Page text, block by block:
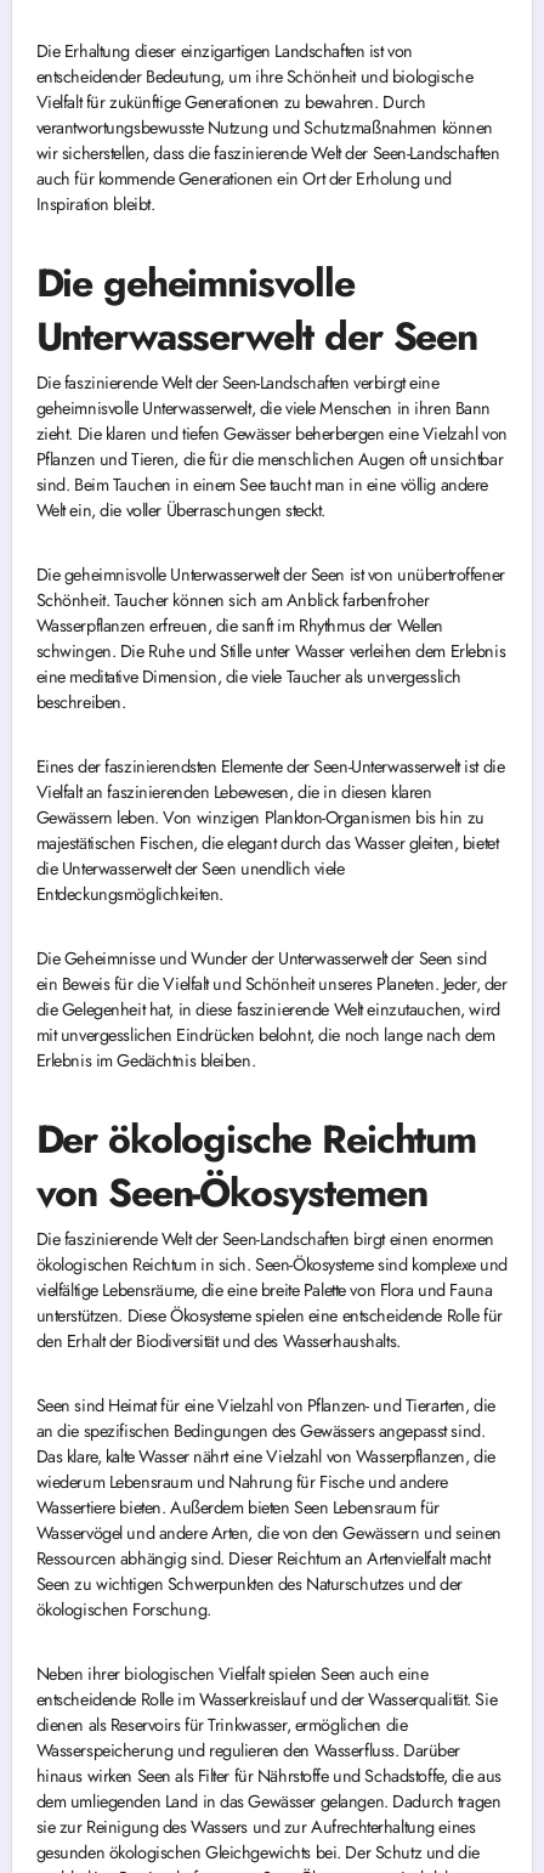
Die Erhaltung dieser einzigartigen Landschaften ist von
entscheidender Bedeutung, um ihre Schönheit und biologische
Vielfalt für zukünftige Generationen zu bewahren. Durch
verantwortungsbewusste Nutzung und Schutzmaßnahmen können
wir sicherstellen, dass die faszinierende Welt der Seen-Landschaften
auch für kommende Generationen ein Ort der Erholung und
Inspiration bleibt.
Die geheimnisvolle
Unterwasserwelt der Seen
Die faszinierende Welt der Seen-Landschaften verbirgt eine
geheimnisvolle Unterwasserwelt, die viele Menschen in ihren Bann
zieht. Die klaren und tiefen Gewässer beherbergen eine Vielzahl von
Pflanzen und Tieren, die für die menschlichen Augen oft unsichtbar
sind. Beim Tauchen in einem See taucht man in eine völlig andere
Welt ein, die voller Überraschungen steckt.
Die geheimnisvolle Unterwasserwelt der Seen ist von unübertroffener
Schönheit. Taucher können sich am Anblick farbenfroher
Wasserpflanzen erfreuen, die sanft im Rhythmus der Wellen
schwingen. Die Ruhe und Stille unter Wasser verleihen dem Erlebnis
eine meditative Dimension, die viele Taucher als unvergesslich
beschreiben.
Eines der faszinierendsten Elemente der Seen-Unterwasserwelt ist die
Vielfalt an faszinierenden Lebewesen, die in diesen klaren
Gewässern leben. Von winzigen Plankton-Organismen bis hin zu
majestätischen Fischen, die elegant durch das Wasser gleiten, bietet
die Unterwasserwelt der Seen unendlich viele
Entdeckungsmöglichkeiten.
Die Geheimnisse und Wunder der Unterwasserwelt der Seen sind
ein Beweis für die Vielfalt und Schönheit unseres Planeten. Jeder, der
die Gelegenheit hat, in diese faszinierende Welt einzutauchen, wird
mit unvergesslichen Eindrücken belohnt, die noch lange nach dem
Erlebnis im Gedächtnis bleiben.
Der ökologische Reichtum
von Seen-Ökosystemen
Die faszinierende Welt der Seen-Landschaften birgt einen enormen
ökologischen Reichtum in sich. Seen-Ökosysteme sind komplexe und
vielfältige Lebensräume, die eine breite Palette von Flora und Fauna
unterstützen. Diese Ökosysteme spielen eine entscheidende Rolle für
den Erhalt der Biodiversität und des Wasserhaushalts.
Seen sind Heimat für eine Vielzahl von Pflanzen- und Tierarten, die
an die spezifischen Bedingungen des Gewässers angepasst sind.
Das klare, kalte Wasser nährt eine Vielzahl von Wasserpflanzen, die
wiederum Lebensraum und Nahrung für Fische und andere
Wassertiere bieten. Außerdem bieten Seen Lebensraum für
Wasservögel und andere Arten, die von den Gewässern und seinen
Ressourcen abhängig sind. Dieser Reichtum an Artenvielfalt macht
Seen zu wichtigen Schwerpunkten des Naturschutzes und der
ökologischen Forschung.
Neben ihrer biologischen Vielfalt spielen Seen auch eine
entscheidende Rolle im Wasserkreislauf und der Wasserqualität. Sie
dienen als Reservoirs für Trinkwasser, ermöglichen die
Wasserspeicherung und regulieren den Wasserfluss. Darüber
hinaus wirken Seen als Filter für Nährstoffe und Schadstoffe, die aus
dem umliegenden Land in das Gewässer gelangen. Dadurch tragen
sie zur Reinigung des Wassers und zur Aufrechterhaltung eines
gesunden ökologischen Gleichgewichts bei. Der Schutz und die